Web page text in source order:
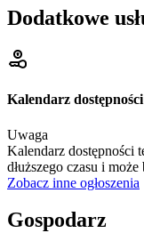
Dodatkowe
Kalendarz dostępności
Uwaga
Kalendarz dostępności
dłuższego czasu i
Zobacz inne ogłoszenia
Gospodarz